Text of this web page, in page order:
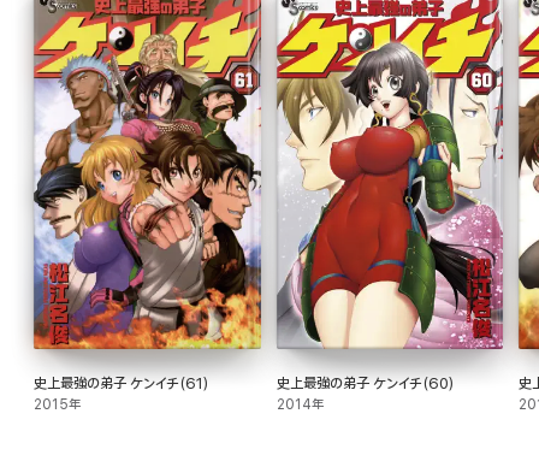
史上最強の弟子 ケンイチ(61)
2015年
史上最強の弟子 ケンイチ(60)
2014年
史